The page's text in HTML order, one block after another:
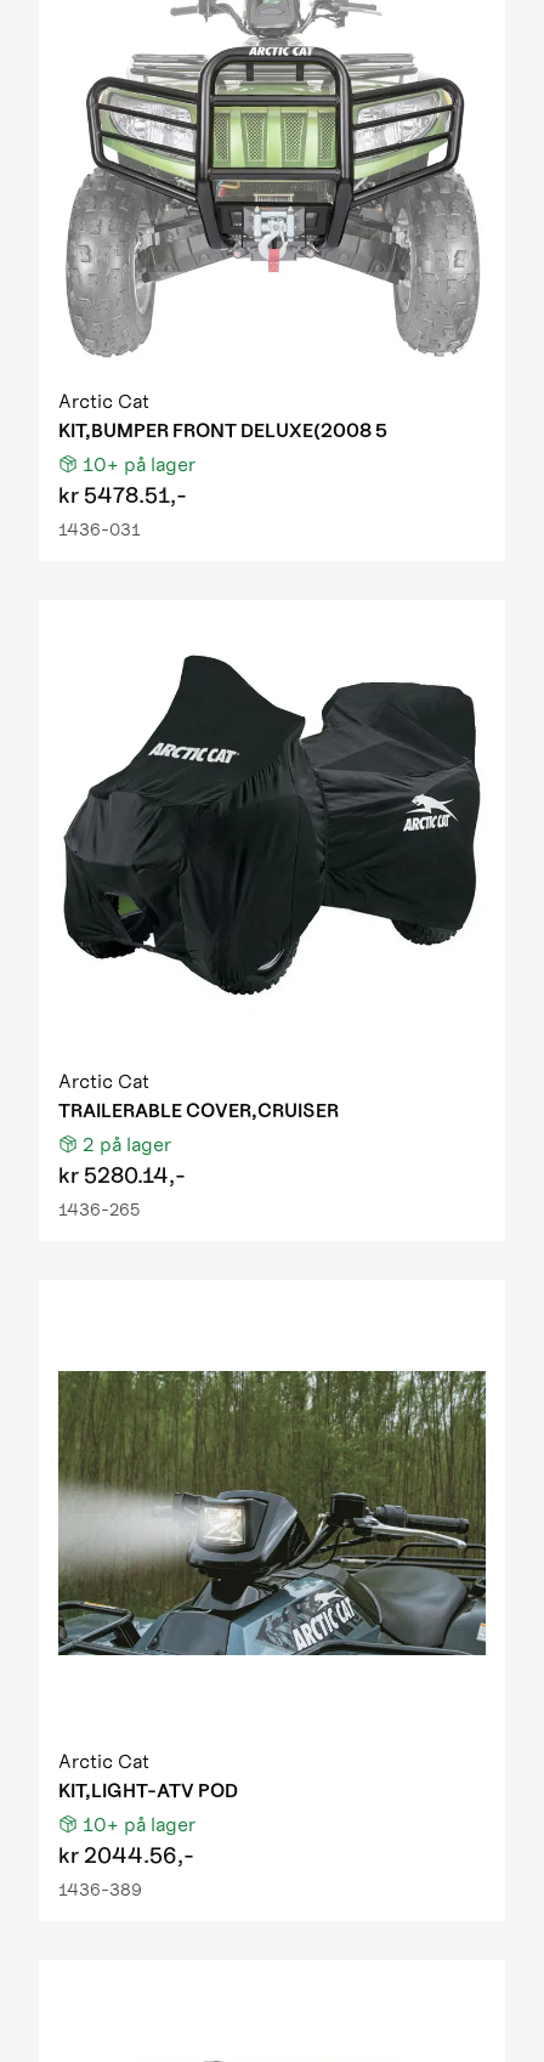
Arctic Cat
KIT,BUMPER FRONT DELUXE(2008 5
10+ på lager
kr 5478.51,-
1436-031
Arctic Cat
TRAILERABLE COVER,CRUISER
2 på lager
kr 5280.14,-
1436-265
Arctic Cat
KIT,LIGHT-ATV POD
10+ på lager
kr 2044.56,-
1436-389